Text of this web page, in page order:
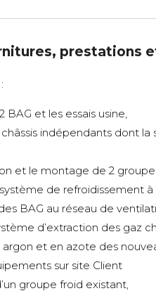
prestations
BAG et les essais usine,
indépendants dont
et le montage de 2
système de refroidissement
BAG au réseau de
d’extraction des gaz
et en azote des
sur site Client
groupe froid existant,